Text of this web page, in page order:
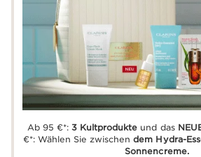
Ab 95 €*:3 Kultprodukte und das
€*: Wählen Sie zwischendem Hydra-
Sonnencreme.